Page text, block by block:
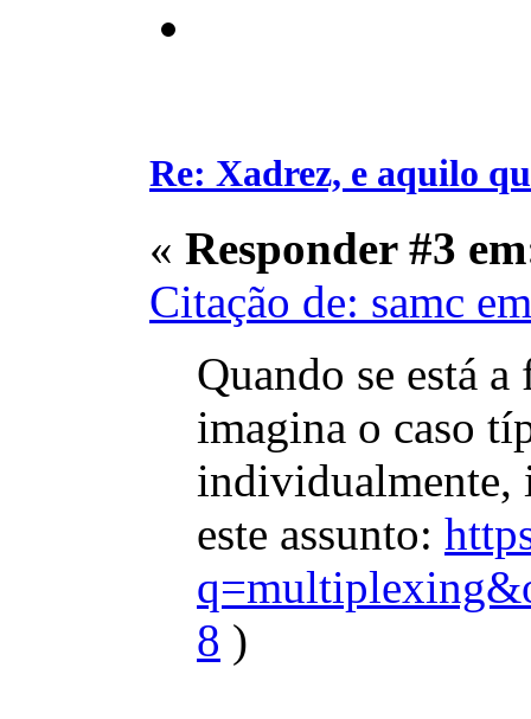
Re: Xadrez, e aquilo
« Responder #3
Citação de: samc
Quando se está
imagina o caso
individualmente,
este assunto:
8 )